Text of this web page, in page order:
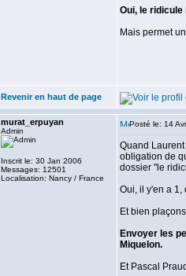
Oui, le ridicule
Mais permet
Revenir en haut de page
murat_erpuyan
Admin
Inscrit le: 30 Jan 2006
Messages: 12501
Localisation: Nancy / France
Posté le: 14
Quand
obligation de
dossier "le
Oui, il y'en a 1,
Et bien
Envoyer les
Miquelon.
Et Pascal